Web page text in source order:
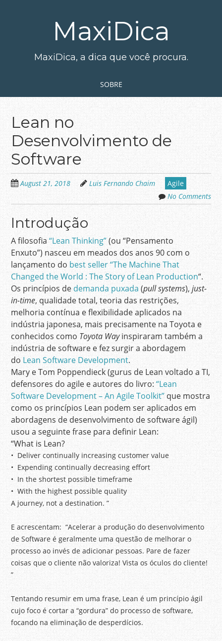
MaxiDica
MaxiDica, a dica que você procura.
SOBRE
Lean no
Desenvolvimento de
Software
August 21, 2018 Luis Fernando Chaim
Agile
No Comments
Introdução
A filosofia“Lean Thinking”(ou “Pensamento
Enxuto”) nasceu em meados dos anos 90 com o
lançamento do best seller “The Machine That
Changed the World : The Story of Lean Production“.
Os princípios de demanda puxada (pull systems), just-
in-time, qualidade total, teoria das restrições,
melhoria contínua e flexibilidade aplicados na
indústria japonesa, mais precisamente na Toyota e
conhecidos como Toyota Wayinspiraram também a
indústria de software e fez surgir a abordagem
do Lean Software Development.
Mary e Tom Poppendieck (gurus de Lean voltado a TI,
defensores do agile e autores do livro:“Lean
Software Development – An Agile Toolkit” que mostra
como os princípios Lean podem ser aplicados em
abordagens de desenvolvimento de software ágil)
usou a seguinte frase para definir Lean:
“What is Lean?
• Deliver continually increasing customer value
• Expending continually decreasing effort
• In the shortest possible timeframe
• With the highest possible quality
A journey, not a destination. ”
E acrescentam: “Acelerar a produção do desenvolvimento
de Software é geralmente uma questão de melhorar o
processo ao invés de adicionar pessoas. Pare de fazer
coisas que o cliente não valoriza! Vista os óculos do cliente!
”
Tentando resumir em uma frase, Lean é um princípio ágil
cujo foco é cortar a “gordura” do processo de software,
focando na eliminação de desperdícios.